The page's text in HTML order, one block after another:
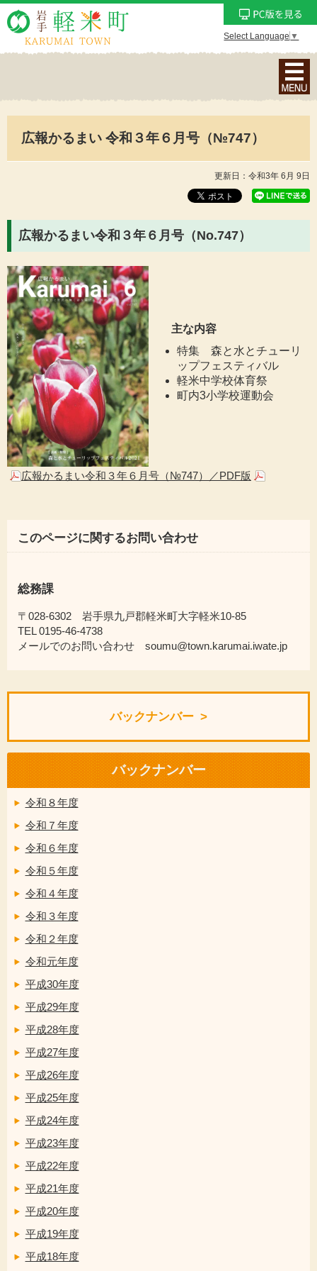
Select Language ▼
ナ
ビ
ン
メ
広報かるまい 令和３年６月号（№747）
更新日：令和3年 6月 9日
広報かるまい令和３年６月号（No.747）
主な内容
特集 森と水とチューリ
ップフェスティバル
軽米中学校体育祭
町内3小学校運動会
広報かるまい令和３年６月号（№747）／PDF版
このページに関するお問い合わせ
総務課
〒028-6302 岩手県九戸郡軽米町大字軽米10-85
TEL 0195-46-4738
メールでのお問い合わせ soumu@town.karumai.iwate.jp
バックナンバー
バックナンバー
令和８年度
令和７年度
令和６年度
令和５年度
令和４年度
令和３年度
令和２年度
令和元年度
平成30年度
平成29年度
平成28年度
平成27年度
平成26年度
平成25年度
平成24年度
平成23年度
平成22年度
平成21年度
平成20年度
平成19年度
平成18年度